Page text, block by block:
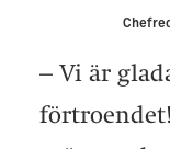
– Vi är